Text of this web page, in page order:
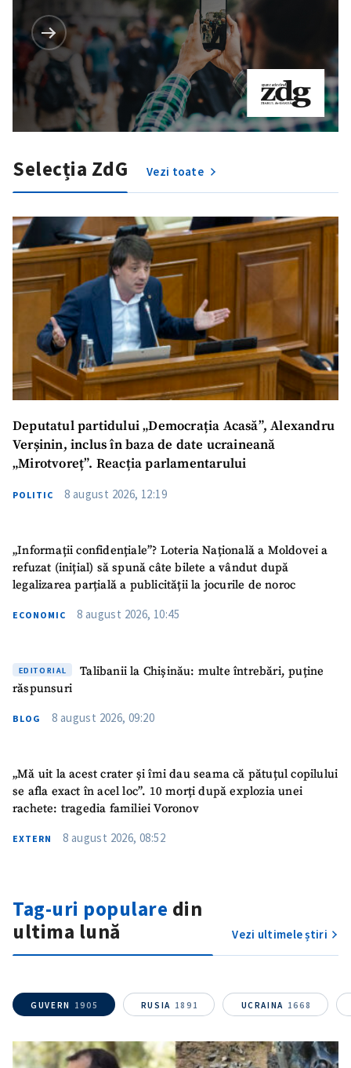
Selecția ZdG Vezi toate
Deputatul partidului „Democrația Acasă”, Alexandru
Verșinin, inclus în baza de date ucraineană
„Mirotvoreț”. Reacția parlamentarului
POLITIC 8 august 2026, 12:19
„Informații confidențiale”? Loteria Națională a Moldovei a
refuzat (inițial) să spună câte bilete a vândut după
legalizarea parțială a publicității la jocurile de noroc
ECONOMIC 8 august 2026, 10:45
EDITORIAL
Talibanii la Chișinău: multe întrebări, puține
răspunsuri
BLOG 8 august 2026, 09:20
„Mă uit la acest crater și îmi dau seama că pătuțul copilului
se afla exact în acel loc”. 10 morți după explozia unei
rachete: tragedia familiei Voronov
EXTERN 8 august 2026, 08:52
Tag-uri populare din
ultima lună
Vezi ultimele știri
GUVERN 1905 RUSIA 1891 UCRAINA 1668